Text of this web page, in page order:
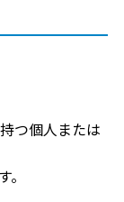
つ個人または